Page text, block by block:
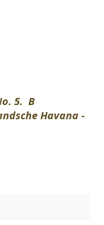
No. 5. B
Havana -